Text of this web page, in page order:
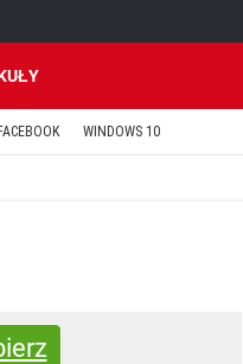
FACEBOOK WINDOWS 10